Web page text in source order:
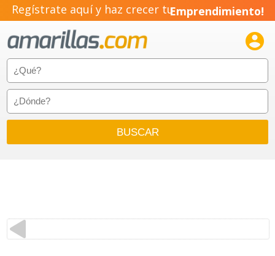
Regístrate aquí y haz crecer tuEmprendimiento!
